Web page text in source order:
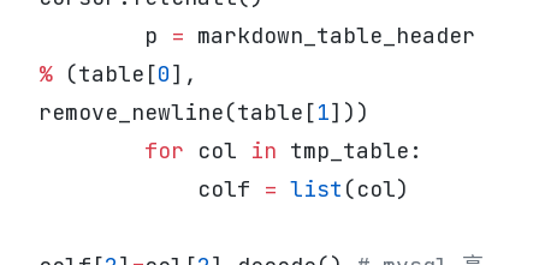
        p
=
% (table[0],
remove_newline(table[1]))
        for
col in tmp_table:
            colf
= list (col)